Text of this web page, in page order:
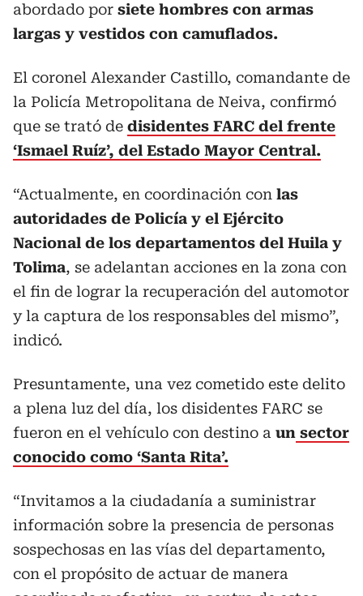
abordado por siete hombres con armas
largas y vestidos con camuflados.
El coronel Alexander Castillo, comandante de
la Policía Metropolitana de Neiva, confirmó
que se trató de disidentes FARC del frente
‘Ismael Ruíz’, del Estado Mayor Central.
“Actualmente, en coordinación con las
autoridades de Policía y el Ejército
Nacional de los departamentos del Huila y
Tolima, se adelantan acciones en la zona con
el fin de lograr la recuperación del automotor
y la captura de los responsables del mismo”,
indicó.
Presuntamente, una vez cometido este delito
a plena luz del día, los disidentes FARC se
fueron en el vehículo con destino a un sector
conocido como ‘Santa Rita’.
“Invitamos a la ciudadanía a suministrar
información sobre la presencia de personas
sospechosas en las vías del departamento,
con el propósito de actuar de manera